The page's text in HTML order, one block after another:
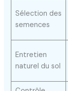
Sélection des
semences
Entretien
naturel du sol